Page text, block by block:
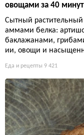
овощами за 40 минут
Сытный
аммами белка:
баклажанами,
ии, овощи и
Еда и рецепты 9 421